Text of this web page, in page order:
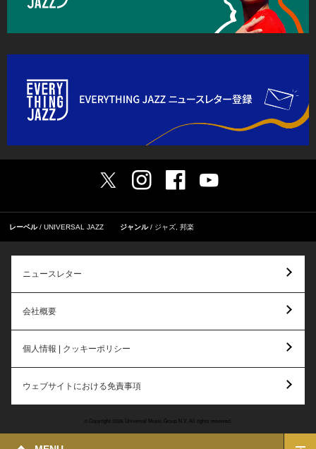
レーベル UNIVERSAL JAZZ ジャンル ジャズ 邦楽
ニュースレター
会社概要
個人情報 | クッキーポリシー
ウェブサイトにおける免責事項
© Copyright 2026 Universal Music Group N.V. All rights reserved.